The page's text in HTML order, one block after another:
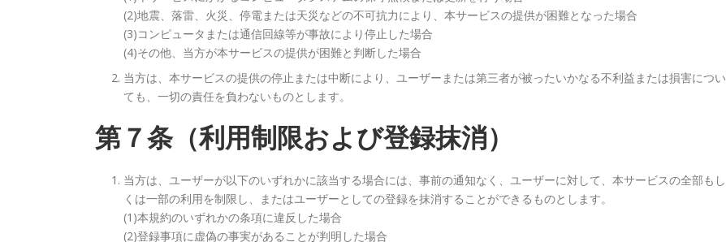
(2)地震、落雷、火災、停電または天災などの不可抗力により、本サービスの提供が困難となった場合
(3)コンピュータまたは通信回線等が事故により停止した場合
(4)その他、当方が本サービスの提供が困難と判断した場合
当方は、本サービスの提供の停止または中断により、ユーザーまたは第三者が被ったいかなる不利益または損害につい
ても、一切の責任を負わないものとします。
第７条（利用制限および登録抹消）
当方は、ユーザーが以下のいずれかに該当する場合には、事前の通知なく、ユーザーに対して、本サービスの全部もし
くは一部の利用を制限し、またはユーザーとしての登録を抹消することができるものとします。
(1)本規約のいずれかの条項に違反した場合
(2)登録事項に虚偽の事実があることが判明した場合